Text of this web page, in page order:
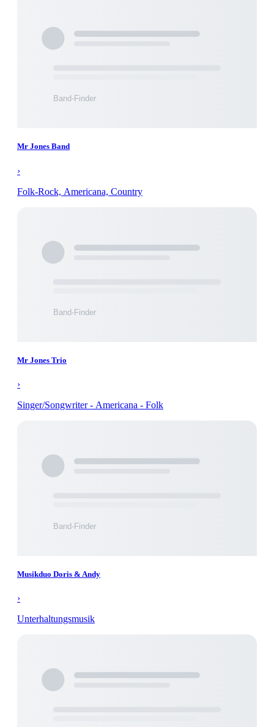
Mr Jones Band
›
Folk-Rock, Americana, Country
Mr Jones Trio
›
Singer/Songwriter - Americana - Folk
Musikduo Doris & Andy
›
Unterhaltungsmusik